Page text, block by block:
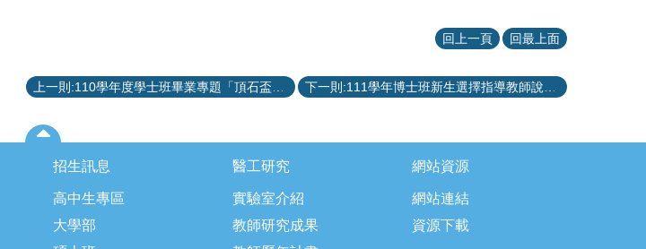
回上一頁 回最上面
招生訊息
高中生專區
大學部
醫工研究
實驗室介紹
教師研究成果
網站資源
網站連結
資源下載